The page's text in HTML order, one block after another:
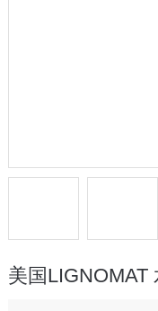
美国LIGNOMAT